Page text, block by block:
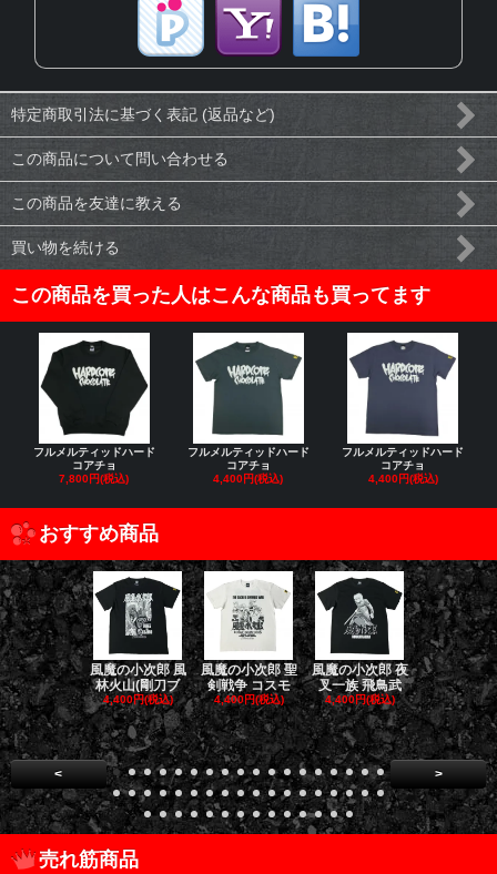
特定商取引法に基づく表記 (返品など)
この商品について問い合わせる
この商品を友達に教える
買い物を続ける
この商品を買った人はこんな商品も買ってます
フルメルティッドハード
コアチョ
7,800円(税込)
フルメルティッドハード
コアチョ
4,400円(税込)
フルメルティッドハード
コアチョ
4,400円(税込)
おすすめ商品
風魔の小次郎 風
林火山(剛刀ブ
4,400円(税込)
風魔の小次郎 聖
剣戦争 コスモ
4,400円(税込)
風魔の小次郎 夜
叉一族 飛鳥武
4,400円(税込)
風魔の小次
魔一族 竜
4,400円(税
< >
売れ筋商品